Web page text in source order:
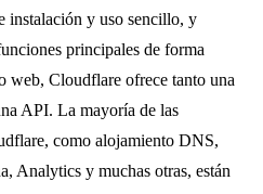
instalación y uso sencillo, y
principales de forma
web, Cloudflare ofrece tanto una
API. La mayoría de las
como alojamiento DNS,
Analytics y muchas otras, están